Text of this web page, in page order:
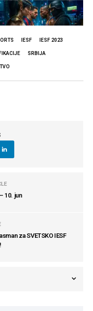
IESF IESF 2023
SRBIJA
10. jun
za SVETSKO IESF